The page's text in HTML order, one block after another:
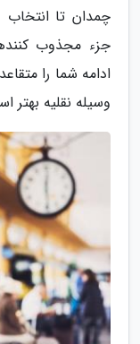
چمدان تا
جزء مجذوب
ادامه شما را
وسیله نقلیه بهتر